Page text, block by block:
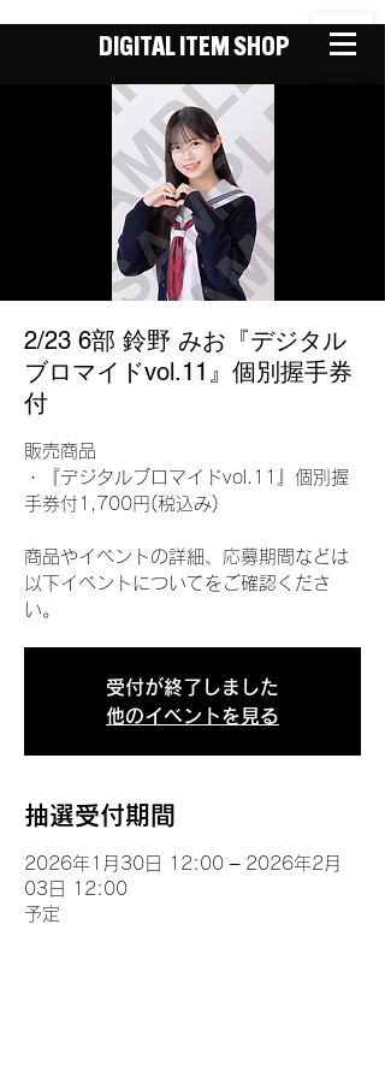
DIGITAL ITEM SHOP
2/23 6部 鈴野 みお『デジタル
ブロマイドvol.11』個別握手券
付
販売商品
・『デジタルブロマイドvol.11』個別握
手券付1,700円(税込み)
商品やイベントの詳細、応募期間などは
以下イベントについてをご確認くださ
い。
受付が終了しました
他のイベントを見る
抽選受付期間
2026年1月30日 12:00 – 2026年2月
03日 12:00
予定